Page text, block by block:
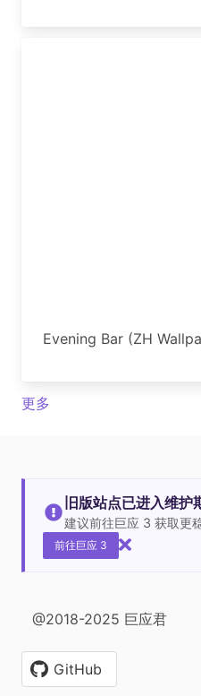
Evening Bar (ZH
更多
旧版站点已进入维护
建议前往巨应 3 获取更
前往巨应 3
@2018-2025 巨应君
GitHub